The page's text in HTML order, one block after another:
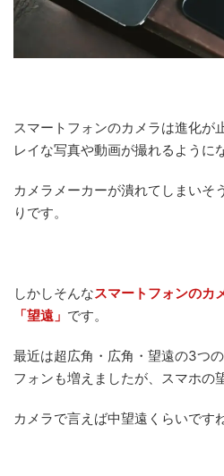
スマートフォンのカメラは進化が
レイな写真や動画が撮れるように
カメラメーカーが潰れてしまいそ
りです。
しかしそんなスマートフォンのカ
「望遠」 です。
最近は超広角・広角・望遠の3つ
フォンも増えましたが、スマホの
カメラで言えば中望遠くらいですね